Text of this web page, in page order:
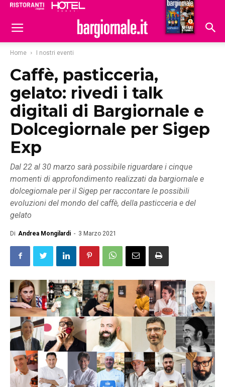
Hoteldomani
Home I nostri eventi
Caffè, pasticceria,
gelato: rivedi i talk
digitali di Bargiornale e
Dolcegiornale per Sigep
Exp
Dal 22 al 30 marzo sarà possibile riguardare i cinque
momenti di approfondimento realizzati da bargiornale e
dolcegiornale per il Sigep per raccontare le possibili
evoluzioni del mondo del caffè, della pasticceria e del
gelato
Di Andrea Mongilardi - 3 Marzo 2021